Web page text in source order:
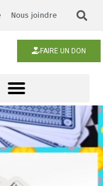
Nous joindre
FAIRE UN DON